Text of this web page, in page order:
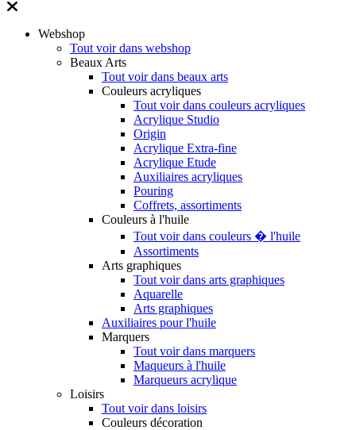
Webshop
Tout voir dans webshop
Beaux Arts
Tout voir dans beaux arts
Couleurs acryliques
Tout voir dans couleurs acryliques
Acrylique Studio
Origin
Acrylique Extra-fine
Acrylique Etude
Auxiliaires acryliques
Pouring
Coffrets, assortiments
Couleurs à l'huile
Tout voir dans couleurs � l'huile
Assortiments
Arts graphiques
Tout voir dans arts graphiques
Aquarelle
Arts graphiques
Auxiliaires pour l'huile
Marquers
Tout voir dans marquers
Maqueurs à l'huile
Marqueurs acrylique
Loisirs
Tout voir dans loisirs
Couleurs décoration